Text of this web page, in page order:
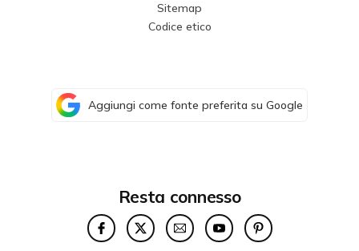
Sitemap
Codice etico
Aggiungi come fonte preferita su Google
Resta connesso